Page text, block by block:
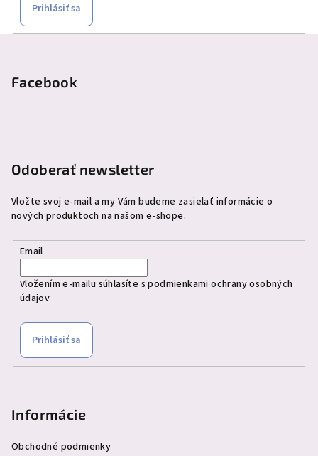
Prihlásiť sa
Facebook
Odoberať newsletter
Vložte svoj e-mail a my Vám budeme zasielať informácie o
nových produktoch na našom e-shope.
Email
Vložením e-mailu súhlasíte spodmienkami ochrany osobných
údajov
Prihlásiť sa
Informácie
Obchodné podmienky